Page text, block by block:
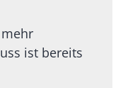
ist bereits